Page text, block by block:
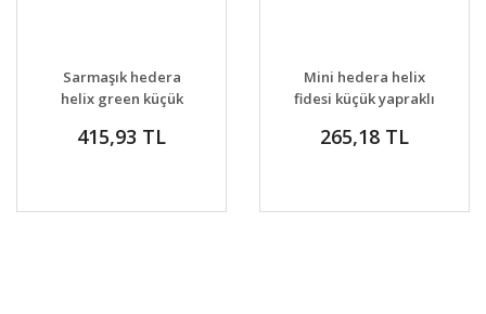
Sarmaşık hedera
helix green küçük
415,93 TL
Mini hedera helix
fidesi küçük yapraklı
265,18 TL